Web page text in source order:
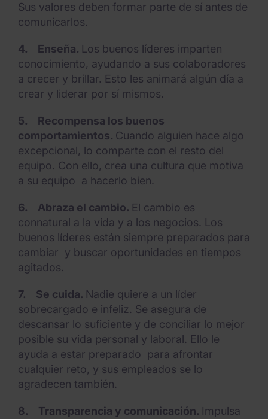
Sus valores deben formar parte de sí antes de
comunicarlos.
4. Enseña. Los buenos líderes imparten
conocimiento, ayudando a sus colaboradores
a crecer y brillar. Esto les animará algún día a
crear y liderar por sí mismos.
5. Recompensa los buenos
comportamientos. Cuando alguien hace algo
excepcional, lo comparte con el resto del
equipo. Con ello, crea una cultura que motiva
a su equipo a hacerlo bien.
6. Abraza el cambio. El cambio es
connatural a la vida y a los negocios. Los
buenos líderes están siempre preparados para
cambiar y buscar oportunidades en tiempos
agitados.
7. Se cuida. Nadie quiere a un líder
sobrecargado e infeliz. Se asegura de
descansar lo suficiente y de conciliar lo mejor
posible su vida personal y laboral. Ello le
ayuda a estar preparado para afrontar
cualquier reto, y sus empleados se lo
agradecen también.
8. Transparencia y comunicación. Impulsa